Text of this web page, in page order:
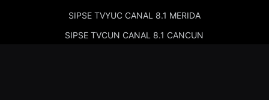
SIPSE TVYUC CANAL 8.1 MERIDA
SIPSE TVCUN CANAL 8.1 CANCUN